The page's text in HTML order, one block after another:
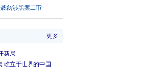
聂磊涉黑案二审